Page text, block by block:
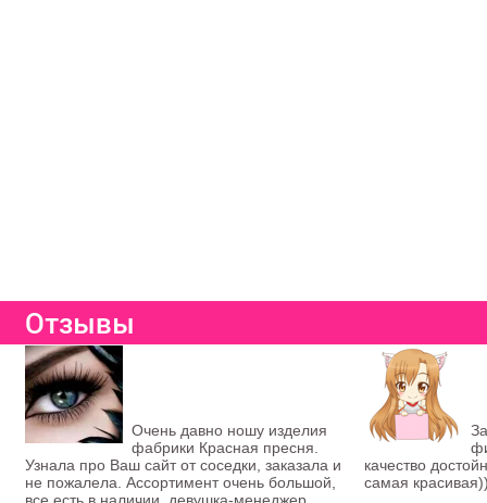
Отзывы
Очень давно ношу изделия
фабрики Красная пресня.
Узнала про Ваш сайт от соседки, заказала и
не пожалела. Ассортимент очень большой,
качество
самая